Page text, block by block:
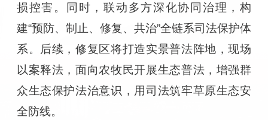
损控害。同时，联动多方深化协同治理，构
建“预防、制止、修复、共治”全链系司法保护体
系。后续，修复区将打造实景普法阵地，现场
以案释法，面向农牧民开展生态普法，增强群
众生态保护法治意识，用司法筑牢草原生态安
全防线。